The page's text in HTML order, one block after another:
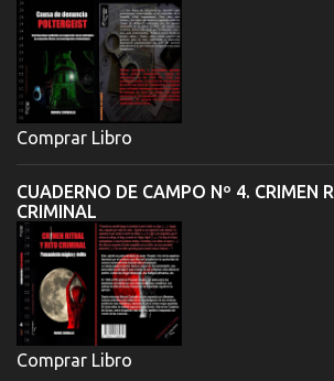
Comprar Libro
CUADERNO DE CAMPO Nº 4. CRIMEN
CRIMINAL
Comprar Libro